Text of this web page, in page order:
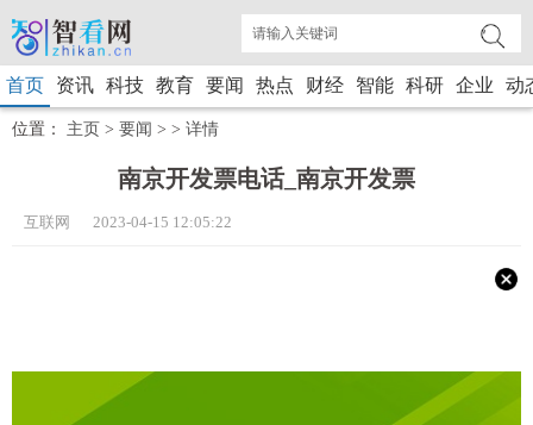
首页 资讯 科技 教育 要闻 热点 财经 智能 科研 企业 动
位置： 主页 > 要闻 > > 详情
南京开发票电话_南京开发票
互联网 2023-04-15 12:05:22